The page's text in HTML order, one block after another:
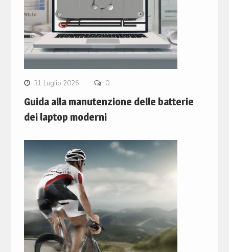
31 Luglio 2026 0
Guida alla manutenzione delle batterie
dei laptop moderni